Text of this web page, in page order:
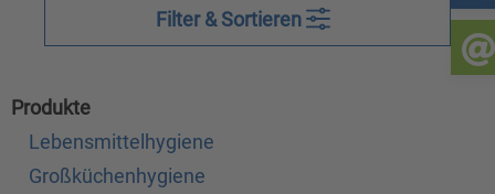
Filter & Sortieren
Produkte
Lebensmittelhygiene
Großküchenhygiene